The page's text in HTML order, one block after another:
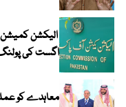
اگست کی
معاہدے کو